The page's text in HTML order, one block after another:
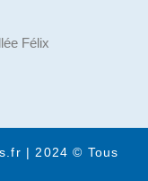
Félix
| 2024 © Tous